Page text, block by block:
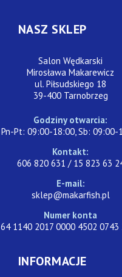
NASZ SKLEP
Salon Wędkarski
Mirosława Makarewicz
ul. Piłsudskiego 18
39-400 Tarnobrzeg
Godziny otwarcia:
Pn-Pt: 09:00-18:00, Sb: 09:00-
Kontakt:
606 820 631 / 15 823 63
E-mail:
sklep@makarfish.pl
Numer konta
64 1140 2017 0000 4502 0743
INFORMACJE